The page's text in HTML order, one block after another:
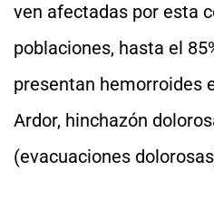
ven afectadas por esta
poblaciones, hasta el
presentan hemorroides
Ardor, hinchazón
(evacuaciones